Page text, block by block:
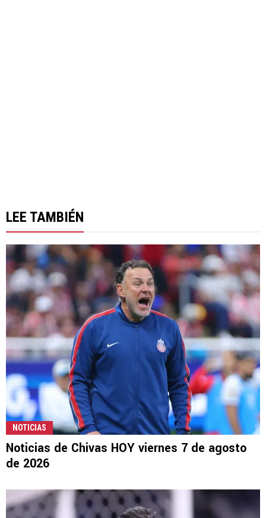
LEE TAMBIÉN
NOTICIAS
Noticias de Chivas HOY viernes 7 de agosto
de 2026